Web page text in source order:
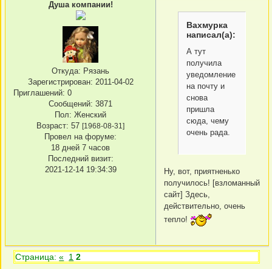
Душа компании!
Откуда: Рязань
Зарегистрирован: 2011-04-02
Приглашений: 0
Сообщений: 3871
Пол: Женский
Возраст: 57 [1968-08-31]
Провел на форуме:
18 дней 7 часов
Последний визит:
2021-12-14 19:34:39
Вахмурка
написал(а):
А тут
получила
уведомление
на почту и
снова
пришла
сюда, чему
очень рада.
Ну, вот, приятненько
получилось! [взломанный
сайт] Здесь,
действительно, очень
тепло!
Страница:« 1 2